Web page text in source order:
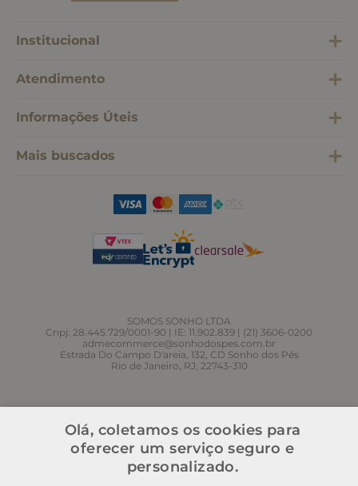
Institucional
Atendimento
Informações Úteis
Mais buscados
SOMOS SONHO LTDA
Cnpj: 28.445.729/0001-90 | IE: 11.902.839 | (21) 3606-0200
admecommerce@sonhodospes.com.br
Estrada Do Campo D'areia, 132, CD Sonho dos Pés
Rio de Janeiro, RJ, 22743-310
Olá, coletamos os cookies para
oferecer um serviço seguro e
personalizado.